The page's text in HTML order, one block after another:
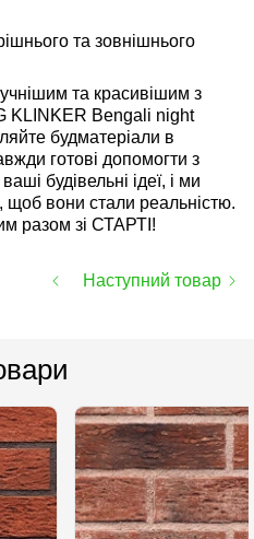
та зовнішнього
та красивішим з
KLINKER Bengali night
будматеріали в
готові допомогти з
будівельні ідеї, і ми
вони стали реальністю.
разом зі СТАРТІ!
Наступний товар